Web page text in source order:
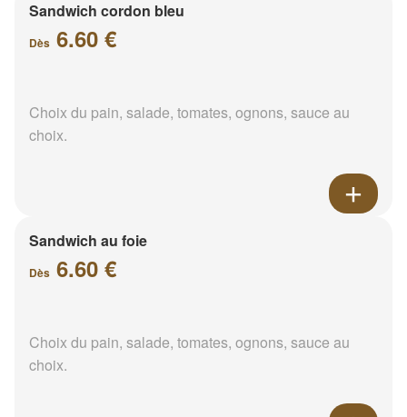
Sandwich cordon bleu
Dès 6.60 €
Choix du pain, salade, tomates, ognons, sauce au
choix.
Sandwich au foie
Dès 6.60 €
Choix du pain, salade, tomates, ognons, sauce au
choix.